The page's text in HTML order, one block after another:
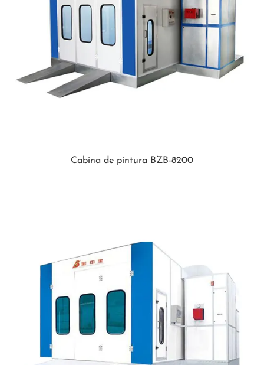
Cabina de pintura BZB-8200